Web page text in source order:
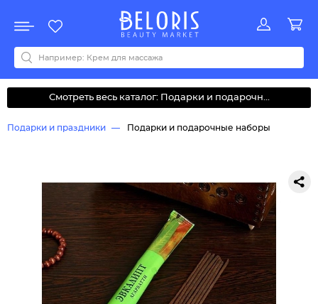
Акции
Все бренды
0-9ABCDEFGHIJKLMNOPQRSTUVWYZАБВДЗИМОКЛНПРСТУФ
Смотреть весь каталог: Подарки и подарочн...
Подарки и праздники Подарки и подарочные наборы